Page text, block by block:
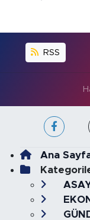
RSS
Ana